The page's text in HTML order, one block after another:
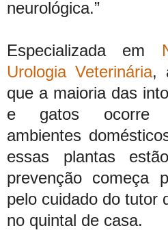
neurológica.”
Especializada em
Urologia Veterinária,
que a maioria das
e gatos ocorre
ambientes
essas plantas
prevenção começa
pelo cuidado do tutor
no quintal de casa.